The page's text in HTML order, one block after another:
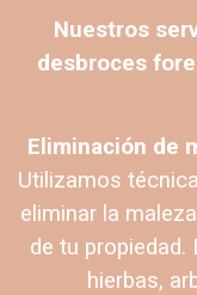
Nuestros
desbroces
Eliminación de
Utilizamos
eliminar la
de tu propiedad.
hierbas,